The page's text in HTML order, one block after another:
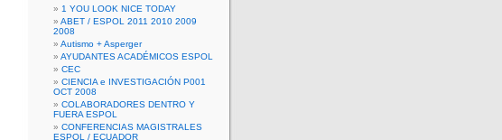
1 YOU LOOK NICE TODAY
ABET / ESPOL 2011 2010 2009
2008
Autismo + Asperger
AYUDANTES ACADÉMICOS ESPOL
CEC
CIENCIA e INVESTIGACIÓN P001
OCT 2008
COLABORADORES DENTRO Y
FUERA ESPOL
CONFERENCIAS MAGISTRALES
ESPOL / ECUADOR